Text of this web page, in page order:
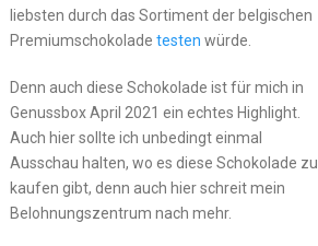
liebsten durch das Sortiment der belgischen
Premiumschokolade testen würde.
Denn auch diese Schokolade ist für mich in
Genussbox April 2021 ein echtes Highlight.
Auch hier sollte ich unbedingt einmal
Ausschau halten, wo es diese Schokolade zu
kaufen gibt, denn auch hier schreit mein
Belohnungszentrum nach mehr.